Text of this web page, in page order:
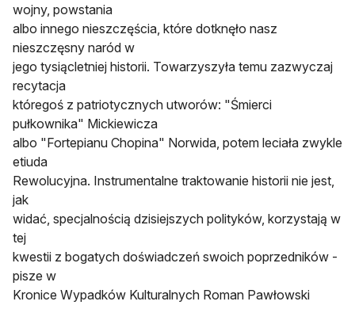
wojny, powstania
albo innego nieszczęścia, które dotknęło nasz
nieszczęsny naród w
jego tysiącletniej historii. Towarzyszyła temu zazwyczaj
recytacja
któregoś z patriotycznych utworów: "Śmierci
pułkownika" Mickiewicza
albo "Fortepianu Chopina" Norwida, potem leciała zwykle
etiuda
Rewolucyjna. Instrumentalne traktowanie historii nie jest,
jak
widać, specjalnością dzisiejszych polityków, korzystają w
tej
kwestii z bogatych doświadczeń swoich poprzedników -
pisze w
Kronice Wypadków Kulturalnych Roman Pawłowski